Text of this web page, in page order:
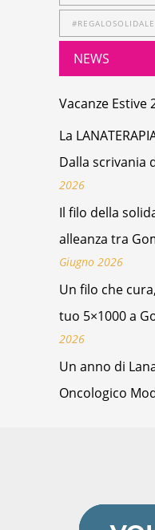
#REGALOSOLIDALE
NEWS
Vacanze Estive
La
Dalla scrivania
2026
Il filo della
alleanza tra
Giugno 2026
Un filo che
tuo 5×1000 a
2026
Un anno di
Oncologico